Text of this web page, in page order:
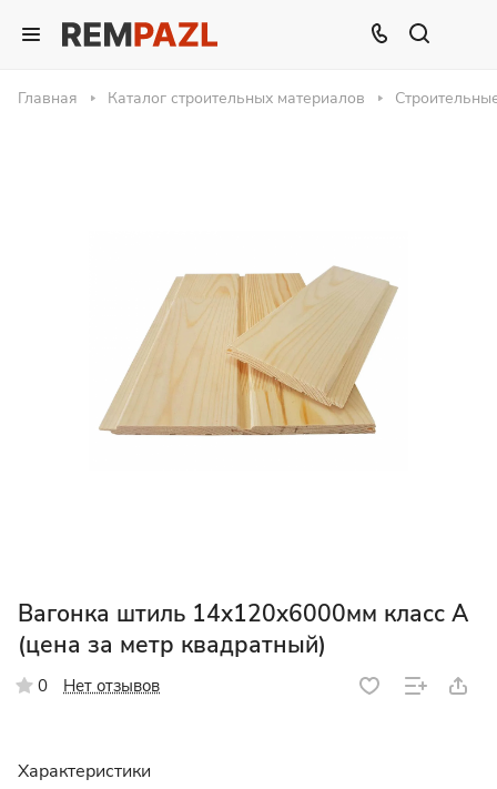
Главная Каталог строительных материалов
Вагонка штиль 14x120x6000мм класс А
(цена за метр квадратный)
0 Нет отзывов
Характеристики